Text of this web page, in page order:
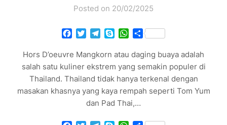
Posted on 20/02/2025
Facebook
TwitterTelegram
SkypeWhatsApp
Share
Hors D’oeuvre Mangkorn atau daging buaya adalah
salah satu kuliner ekstrem yang semakin populer di
Thailand. Thailand tidak hanya terkenal dengan
masakan khasnya yang kaya rempah seperti Tom Yum
dan Pad Thai,…